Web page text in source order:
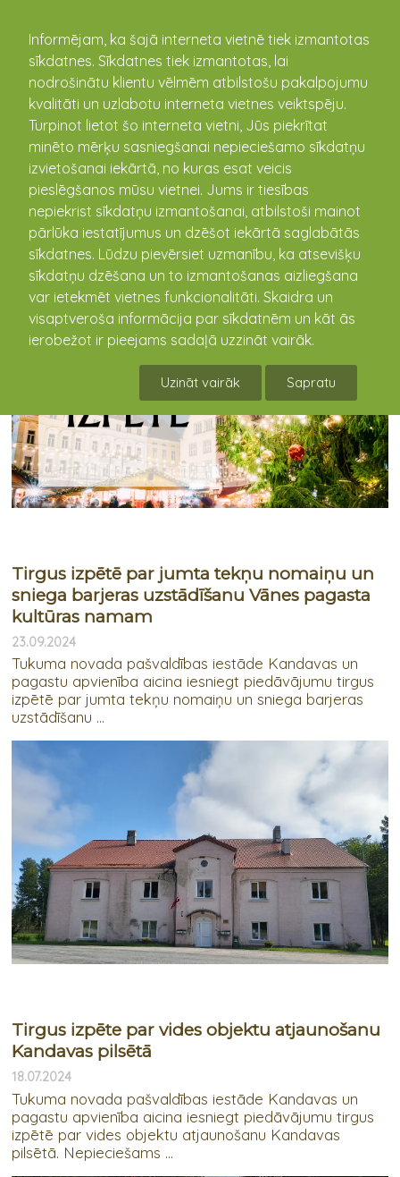
Informējam, ka šajā interneta vietnē tiek izmantotas
sīkdatnes. Sīkdatnes tiek izmantotas, lai
nodrošinātu klientu vēlmēm atbilstošu pakalpojumu
kvalitāti un uzlabotu interneta vietnes veiktspēju.
Turpinot lietot šo interneta vietni, Jūs piekrītat
minēto mērķu sasniegšanai nepieciešamo sīkdatņu
izvietošanai iekārtā, no kuras esat veicis
pieslēgšanos mūsu vietnei. Jums ir tiesības
nepiekrist sīkdatņu izmantošanai, atbilstoši mainot
pārlūka iestatījumus un dzēšot iekārtā saglabātās
sīkdatnes. Lūdzu pievērsiet uzmanību, ka atsevišķu
sīkdatņu dzēšana un to izmantošanas aizliegšana
var ietekmēt vietnes funkcionalitāti. Skaidra un
visaptveroša informācija par sīkdatnēm un kāt ās
ierobežot ir pieejams sadaļā uzzināt vairāk.
Uzināt vairāk Sapratu
kandava.lv
Tirgus izpēte
Tirgus izpēte Ziemassvētku rotājumu
uzstādīšanai Kandavas pilsētā un pagastā
06.11.2024
Kandavas un pagastu apvienība izsludina tirgus izpēti
par Ziemassvētku rotājumu uzstādīšanu Kandavas
pilsētas un pagasta teritorijā. Šī darba ietvaros
izpildītājam ...
Tirgus izpētē par jumta tekņu nomaiņu un
sniega barjeras uzstādīšanu Vānes pagasta
kultūras namam
23.09.2024
Tukuma novada pašvaldības iestāde Kandavas un
pagastu apvienība aicina iesniegt piedāvājumu tirgus
izpētē par jumta tekņu nomaiņu un sniega barjeras
uzstādīšanu ...
Tirgus izpēte par vides objektu atjaunošanu
Kandavas pilsētā
18.07.2024
Tukuma novada pašvaldības iestāde Kandavas un
pagastu apvienība aicina iesniegt piedāvājumu tirgus
izpētē par vides objektu atjaunošanu Kandavas
pilsētā. Nepieciešams ...